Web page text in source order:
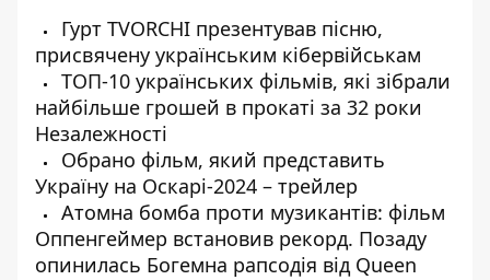
Гурт TVORCHI презентував пісню,
присвячену українським кібервійськам
ТОП-10 українських фільмів, які зібрали
найбільше грошей в прокаті за 32 роки
Незалежності
Обрано фільм, який представить
Україну на Оскарі-2024 – трейлер
Атомна бомба проти музикантів: фільм
Оппенгеймер вcтановив рекорд. Позаду
опинилась Богемна рапсодія від Queen